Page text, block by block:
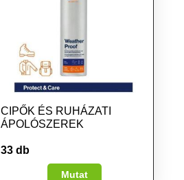
CIPŐK ÉS RUHÁZATI
ÁPOLÓSZEREK
33 db
Mutat